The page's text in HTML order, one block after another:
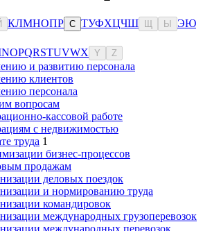
КЛМНОПР С ТУФХЦЧШ Ы ЭЮ
NOPQRSTUVWX Y Z
и развитию персонала
клиентов
персонала
вопросам
кассовой работе
с недвижимостью
труда 1
бизнес-процессов
продажам
деловых поездок
и нормированию труда
командировок
международных грузоперевозок
международных перевозок